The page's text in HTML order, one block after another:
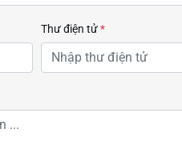
Thư điện tử*